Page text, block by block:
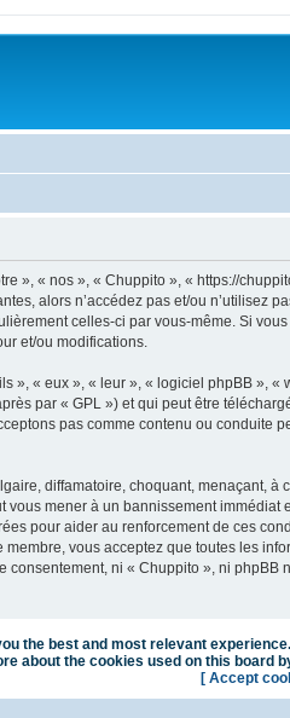
», « nos », « Chuppito », « https://
alors n’accédez pas et/ou n’utilisez
celles-ci par vous-même. Si
et/ou modifications.
», « eux », « leur », « logiciel phpBB »,
par « GPL ») et qui peut être
pas comme contenu ou
diffamatoire, choquant, menaçant,
mener à un bannissement
pour aider au renforcement de ces
vous acceptez que toutes les
ni « Chuppito », ni
the best and most relevant
about the cookies used on this board
[ Accept